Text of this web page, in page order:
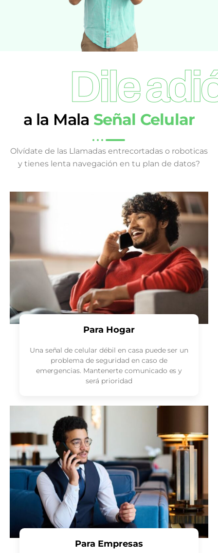
Dile
a la Mala Señal Celular
Olvídate de las Llamadas entrecortadas o roboticas
y tienes lenta navegación en tu plan de datos?
Para Hogar
Una señal de celular débil en casa puede ser un
problema de seguridad en caso de
emergencias. Mantenerte comunicado es y
será prioridad
Para Empresas